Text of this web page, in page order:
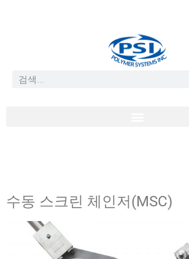
수동 스크린 체인저(MSC)